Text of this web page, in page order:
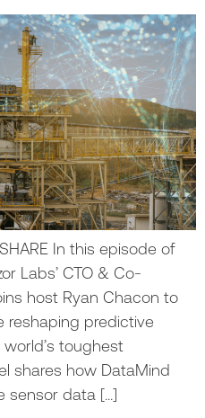
In this episode of
Labs’ CTO & Co-
host Ryan Chacon to
reshaping predictive
toughest
shares how DataMind
sensor data […]